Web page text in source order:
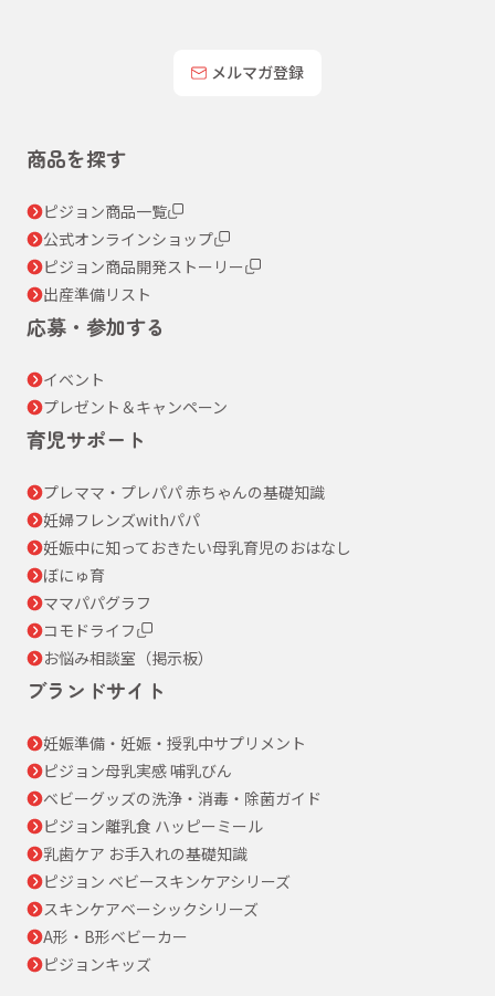
メルマガ登録
商品を探す
ピジョン商品一覧
公式オンラインショップ
ピジョン商品開発ストーリー
出産準備リスト
応募・参加する
イベント
プレゼント＆キャンペーン
育児サポート
プレママ・プレパパ 赤ちゃんの基礎知識
妊婦フレンズwithパパ
妊娠中に知っておきたい母乳育児のおはなし
ぼにゅ育
ママパパグラフ
コモドライフ
お悩み相談室（掲示板）
ブランドサイト
妊娠準備・妊娠・授乳中サプリメント
ピジョン母乳実感 哺乳びん
ベビーグッズの洗浄・消毒・除菌ガイド
ピジョン離乳食 ハッピーミール
乳歯ケア お手入れの基礎知識
ピジョン ベビースキンケアシリーズ
スキンケアベーシックシリーズ
A形・B形ベビーカー
ピジョンキッズ